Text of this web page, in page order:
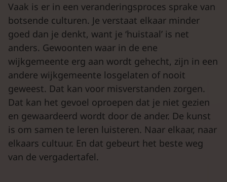
Vaak is er in een veranderingsproces sprake van
botsende culturen. Je verstaat elkaar minder
goed dan je denkt, want je ‘huistaal’ is net
anders. Gewoonten waar in de ene
wijkgemeente erg aan wordt gehecht, zijn in een
andere wijkgemeente losgelaten of nooit
geweest. Dat kan voor misverstanden zorgen.
Dat kan het gevoel oproepen dat je niet gezien
en gewaardeerd wordt door de ander. De kunst
is om samen te leren luisteren. Naar elkaar, naar
elkaars cultuur. En dat gebeurt het beste weg
van de vergadertafel.